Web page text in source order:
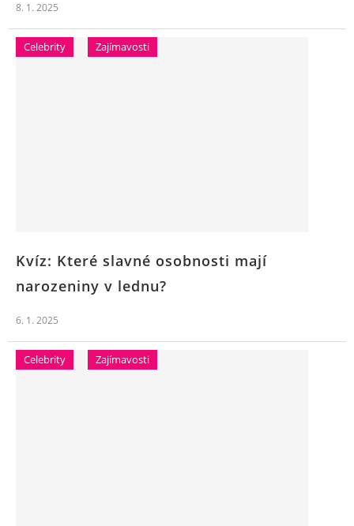
8. 1. 2025
Celebrity Zajímavosti
Kvíz: Které slavné osobnosti mají
narozeniny v lednu?
6. 1. 2025
Celebrity Zajímavosti